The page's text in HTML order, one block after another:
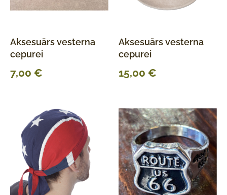
Aksesuārs vesterna
cepurei
7,00 €
Aksesuārs vesterna
cepurei
15,00 €